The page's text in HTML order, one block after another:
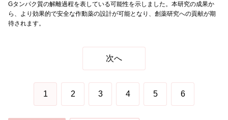
Gタンパク質の解離過程を表している可能性を示しました。本研究の成果か
ら、より効果的で安全な作動薬の設計が可能となり、創薬研究への貢献が期
待されます。
次へ
1 2 3 4 5 6